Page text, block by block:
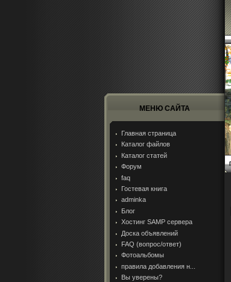
МЕНЮ САЙТА
Главная страница
Каталог файлов
Каталог статей
Форум
faq
Гостевая книга
adminka
Блог
Хостинг SAMP сервера
Доска объявлений
FAQ (вопрос/ответ)
Фотоальбомы
правила добавления н...
Вы уверены?